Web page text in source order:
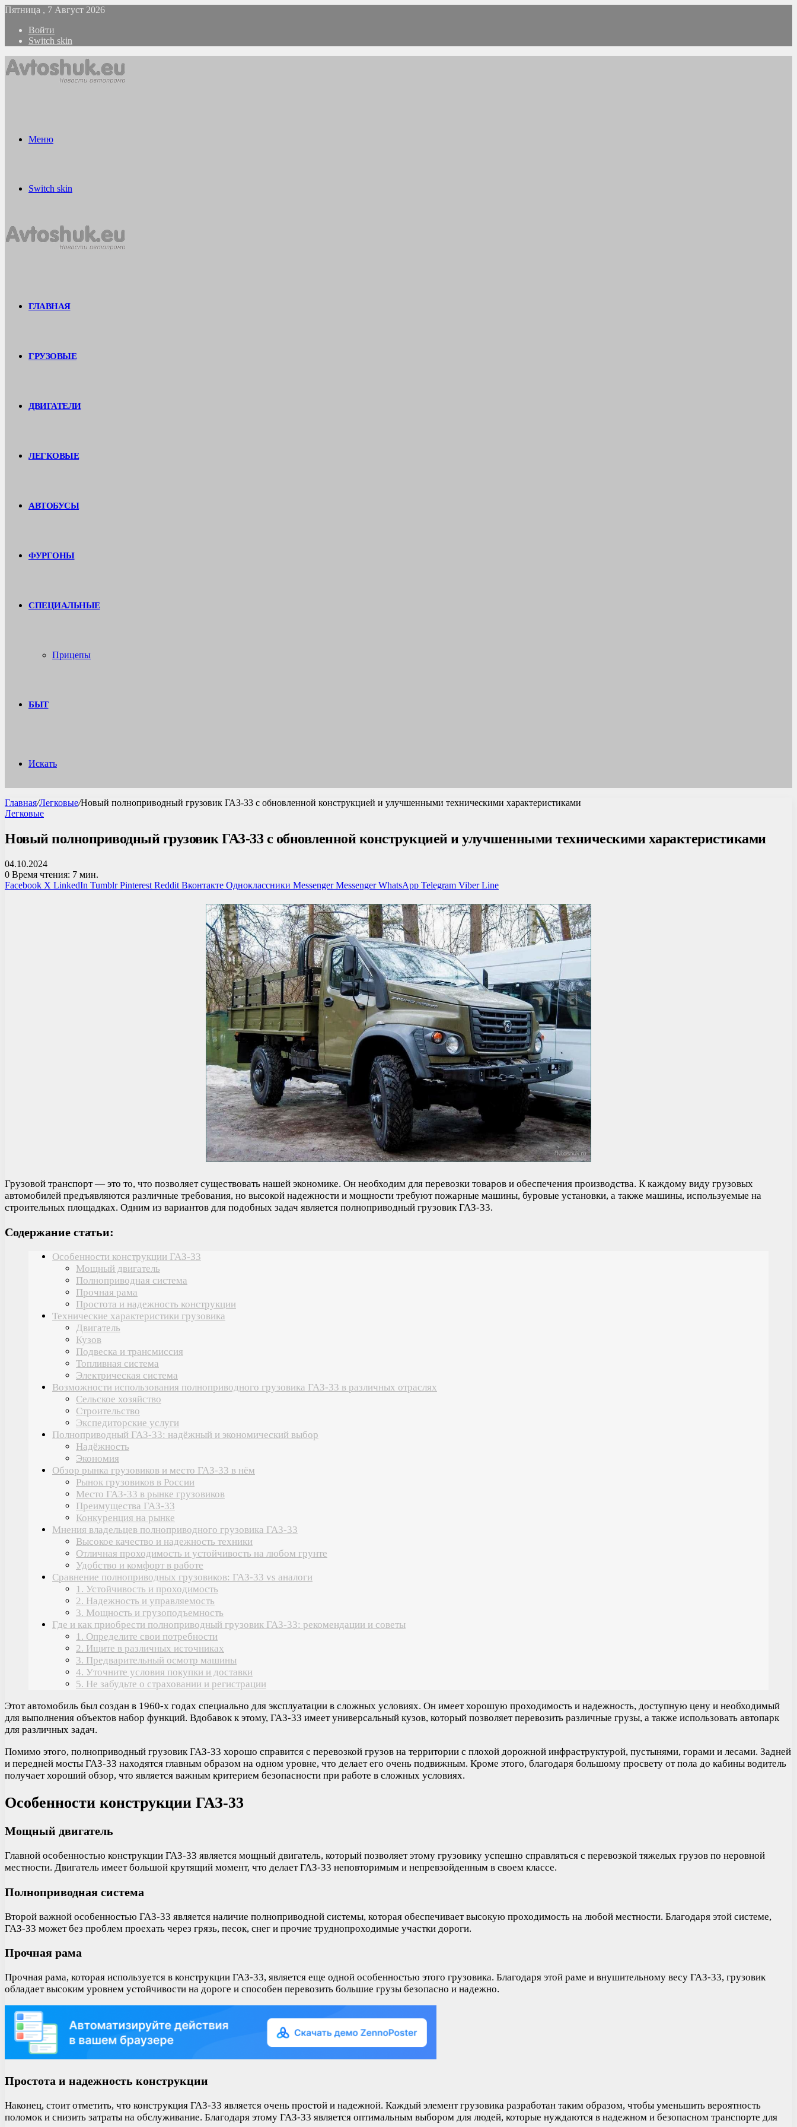
Пятница , 7 Август 2026
Войти
Switch skin
Меню
Switch skin
ГЛАВНАЯ
ГРУЗОВЫЕ
ДВИГАТЕЛИ
ЛЕГКОВЫЕ
АВТОБУСЫ
ФУРГОНЫ
СПЕЦИАЛЬНЫЕ
Прицепы
БЫТ
Искать
Главная/Легковые/Новый полноприводный грузовик ГАЗ-33 с обновленной конструкцией и улучшенными техническими характеристиками
Легковые
Новый полноприводный грузовик ГАЗ-33 с обновленной конструкцией и улучшенными техническими характеристиками
04.10.2024
0 Время чтения: 7 мин.
Facebook X LinkedIn Tumblr Pinterest Reddit Вконтакте Одноклассники Messenger Messenger WhatsApp Telegram Viber Line
Грузовой транспорт — это то, что позволяет существовать нашей экономике. Он необходим для перевозки товаров и обеспечения производства. К каждому виду грузовых
автомобилей предъявляются различные требования, но высокой надежности и мощности требуют пожарные машины, буровые установки, а также машины, используемые на
строительных площадках. Одним из вариантов для подобных задач является полноприводный грузовик ГАЗ-33.
Содержание статьи:
Особенности конструкции ГАЗ-33
Мощный двигатель
Полноприводная система
Прочная рама
Простота и надежность конструкции
Технические характеристики грузовика
Двигатель
Кузов
Подвеска и трансмиссия
Топливная система
Электрическая система
Возможности использования полноприводного грузовика ГАЗ-33 в различных отраслях
Сельское хозяйство
Строительство
Экспедиторские услуги
Полноприводный ГАЗ-33: надёжный и экономический выбор
Надёжность
Экономия
Обзор рынка грузовиков и место ГАЗ-33 в нём
Рынок грузовиков в России
Место ГАЗ-33 в рынке грузовиков
Преимущества ГАЗ-33
Конкуренция на рынке
Мнения владельцев полноприводного грузовика ГАЗ-33
Высокое качество и надежность техники
Отличная проходимость и устойчивость на любом грунте
Удобство и комфорт в работе
Сравнение полноприводных грузовиков: ГАЗ-33 vs аналоги
1. Устойчивость и проходимость
2. Надежность и управляемость
3. Мощность и грузоподъемность
Где и как приобрести полноприводный грузовик ГАЗ-33: рекомендации и советы
1. Определите свои потребности
2. Ищите в различных источниках
3. Предварительный осмотр машины
4. Уточните условия покупки и доставки
5. Не забудьте о страховании и регистрации
Этот автомобиль был создан в 1960-х годах специально для эксплуатации в сложных условиях. Он имеет хорошую проходимость и надежность, доступную цену и необходимый
для выполнения объектов набор функций. Вдобавок к этому, ГАЗ-33 имеет универсальный кузов, который позволяет перевозить различные грузы, а также использовать автопарк
для различных задач.
Помимо этого, полноприводный грузовик ГАЗ-33 хорошо справится с перевозкой грузов на территории с плохой дорожной инфраструктурой, пустынями, горами и лесами. Задней
и передней мосты ГАЗ-33 находятся главным образом на одном уровне, что делает его очень подвижным. Кроме этого, благодаря большому просвету от пола до кабины водитель
получает хороший обзор, что является важным критерием безопасности при работе в сложных условиях.
Особенности конструкции ГАЗ-33
Мощный двигатель
Главной особенностью конструкции ГАЗ-33 является мощный двигатель, который позволяет этому грузовику успешно справляться с перевозкой тяжелых грузов по неровной
местности. Двигатель имеет большой крутящий момент, что делает ГАЗ-33 неповторимым и непревзойденным в своем классе.
Полноприводная система
Второй важной особенностью ГАЗ-33 является наличие полноприводной системы, которая обеспечивает высокую проходимость на любой местности. Благодаря этой системе,
ГАЗ-33 может без проблем проехать через грязь, песок, снег и прочие труднопроходимые участки дороги.
Прочная рама
Прочная рама, которая используется в конструкции ГАЗ-33, является еще одной особенностью этого грузовика. Благодаря этой раме и внушительному весу ГАЗ-33, грузовик
обладает высоким уровнем устойчивости на дороге и способен перевозить большие грузы безопасно и надежно.
Простота и надежность конструкции
Наконец, стоит отметить, что конструкция ГАЗ-33 является очень простой и надежной. Каждый элемент грузовика разработан таким образом, чтобы уменьшить вероятность
поломок и снизить затраты на обслуживание. Благодаря этому ГАЗ-33 является оптимальным выбором для людей, которые нуждаются в надежном и безопасном транспорте для